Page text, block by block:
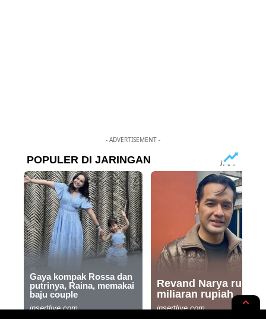
- ADVERTISEMENT -